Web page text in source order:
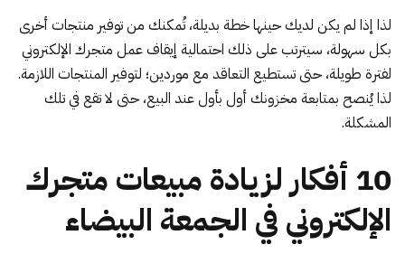
لذا إذا لم يكن لديك حينها خطة بديلة، تُمكنك من توفير منتجات أخرى
بكل سهولة، سيترتب على ذلك احتمالية إيقاف عمل متجرك الإلكتروني
لفترة طويلة، حتى تستطيع التعاقد مع موردين؛ لتوفير المنتجات اللازمة.
لذا يُنصح بمتابعة مخزونك أول بأول عند البيع، حتى لا تقع في تلك
المشكلة.
10 أفكار لزيادة مبيعات متجرك
الإلكتروني في الجمعة البيضاء